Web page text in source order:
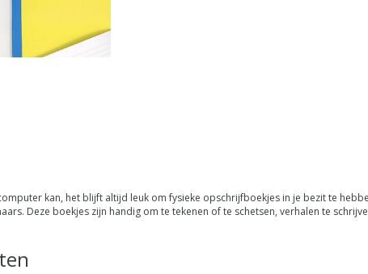
kan, het blijft altijd leuk om fysieke opschrijfboekjes in je bezit te
Deze boekjes zijn handig om te tekenen of te schetsen, verhalen te